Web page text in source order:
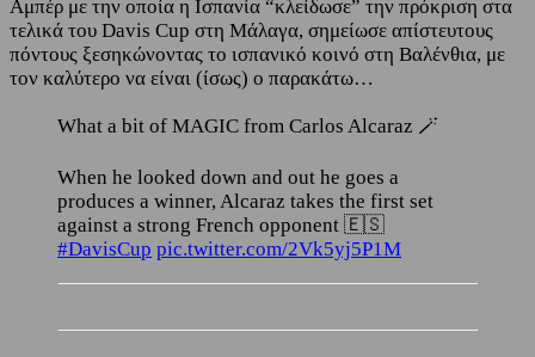
Αμπέρ με την οποία η Ισπανία “κλείδωσε” την πρόκριση στα
τελικά του Davis Cup στη Μάλαγα, σημείωσε απίστευτους
πόντους ξεσηκώνοντας το ισπανικό κοινό στη Βαλένθια, με
τον καλύτερο να είναι (ίσως) ο παρακάτω…
What a bit of MAGIC from Carlos Alcaraz 🪄
When he looked down and out he goes a
produces a winner, Alcaraz takes the first set
against a strong French opponent 🇪🇸
#DavisCup pic.twitter.com/2Vk5yj5P1M